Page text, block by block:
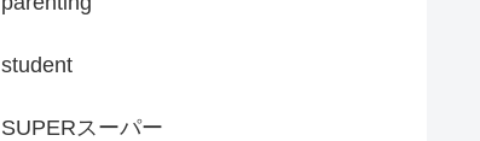
student
SUPERスーパー